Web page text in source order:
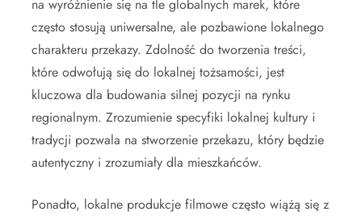
na wyróżnienie się na tle globalnych marek, które
często stosują uniwersalne, ale pozbawione lokalnego
charakteru przekazy. Zdolność do tworzenia treści,
które odwołują się do lokalnej tożsamości, jest
kluczowa dla budowania silnej pozycji na rynku
regionalnym. Zrozumienie specyfiki lokalnej kultury i
tradycji pozwala na stworzenie przekazu, który będzie
autentyczny i zrozumiały dla mieszkańców.
Ponadto, lokalne produkcje filmowe często wiążą się z